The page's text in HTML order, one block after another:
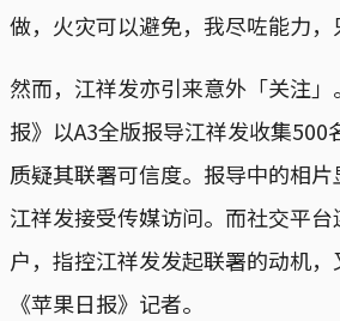
做，火灾可以避免，我尽咗能力，
然而，江祥发亦引来意外「关注
报》以A3全版报导江祥发收集500
质疑其联署可信度。报导中的相
江祥发接受传媒访问。而社交平
户，指控江祥发发起联署的动机
《苹果日报》记者。